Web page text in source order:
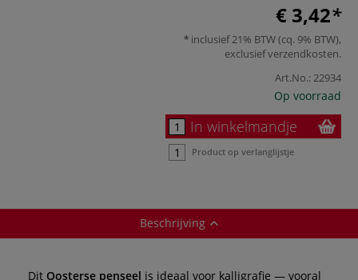
€ 3,42
inclusief 21% BTW (cq. 9% BTW),
exclusiefverzendkosten.
Art.No.:22934
Op voorraad
In winkelmandje
Product op verlanglijstje
Beschrijving
Dit Oosterse penseel is ideaal voor kalligrafie — vooral